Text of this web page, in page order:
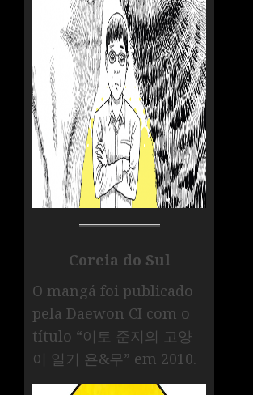
Coreia do Sul
O mangá foi publicado
pela Daewon CI com o
título “이토 준지의 고양
이 일기 욘&무” em 2010.